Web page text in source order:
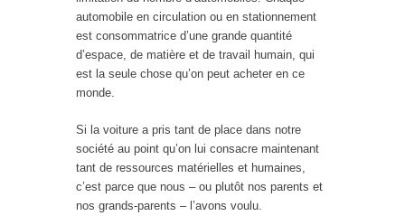
automobile en circulation ou en stationnement
est consommatrice d’une grande quantité
d’espace, de matière et de travail humain, qui
est la seule chose qu’on peut acheter en ce
monde.
Si la voiture a pris tant de place dans notre
société au point qu’on lui consacre maintenant
tant de ressources matérielles et humaines,
c’est parce que nous – ou plutôt nos parents et
nos grands-parents – l’avons voulu.